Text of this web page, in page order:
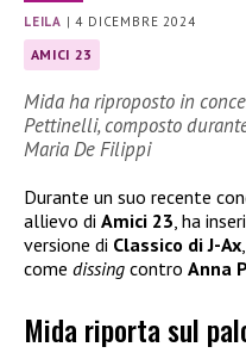
LEILA |4 DICEMBRE 2024
AMICI 23
Mida ha riproposto in
Pettinelli, composto
Maria De Filippi
Durante un suo recente
allievo di Amici 23, ha
versione di Classico di J-Ax
come dissing contro Anna
Mida riporta sul